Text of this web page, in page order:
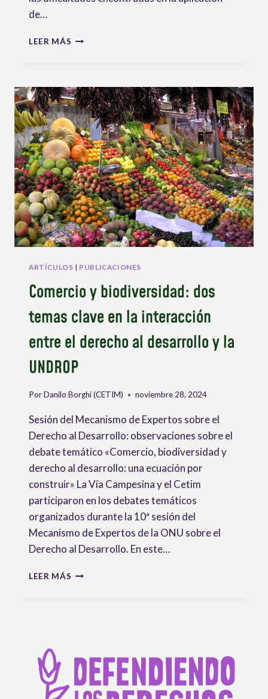
de…
LEER MÁS RESPUESTAS
LLAMADA
A
CONTRIBUCIONES
DEL
GRUPO
DE
TRABAJO
DE
LA
ONU
SOBRE
UNDROP
ARTÍCULOS | PUBLICACIONES
Comercio y biodiversidad: dos
temas clave en la interacción
entre el derecho al desarrollo y la
UNDROP
PorDanilo Borghi (CETIM) noviembre 28, 2024
Sesión del Mecanismo de Expertos sobre el
Derecho al Desarrollo: observaciones sobre el
debate temático «Comercio, biodiversidad y
derecho al desarrollo: una ecuación por
construir» La Vía Campesina y el Cetim
participaron en los debates temáticos
organizados durante la 10ª sesión del
Mecanismo de Expertos de la ONU sobre el
Derecho al Desarrollo. En este…
LEER MÁS COMERCIO
LA
INTERACCIÓN
ENTRE